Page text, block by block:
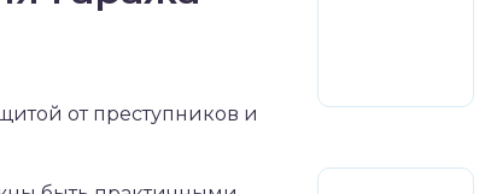
от преступников и